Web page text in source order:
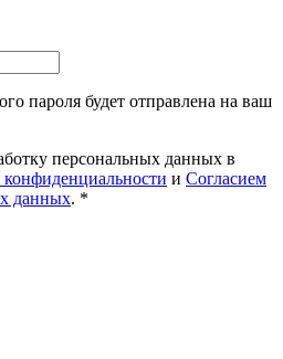
пароля будет отправлена ​​на ваш
персональных данных в
и Согласием
данных. *